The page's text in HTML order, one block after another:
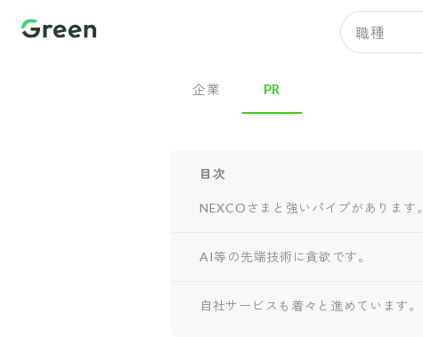
職種
企業 PR
目次
NEXCOさまと強いパイプがあります。
AI等の先端技術に貪欲です。
自社サービスも着々と進めています。